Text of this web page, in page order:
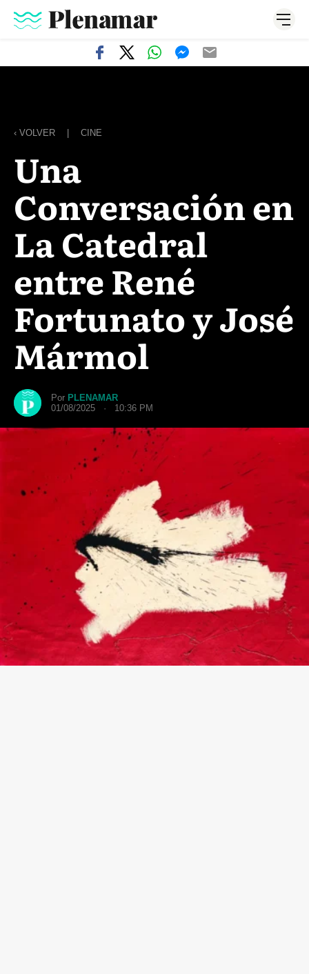
‹ VOLVER CINE
Una
Conversación en
La Catedral
entre René
Fortunato y José
Mármol
Por PLENAMAR
01/08/2025 · 10:36 PM